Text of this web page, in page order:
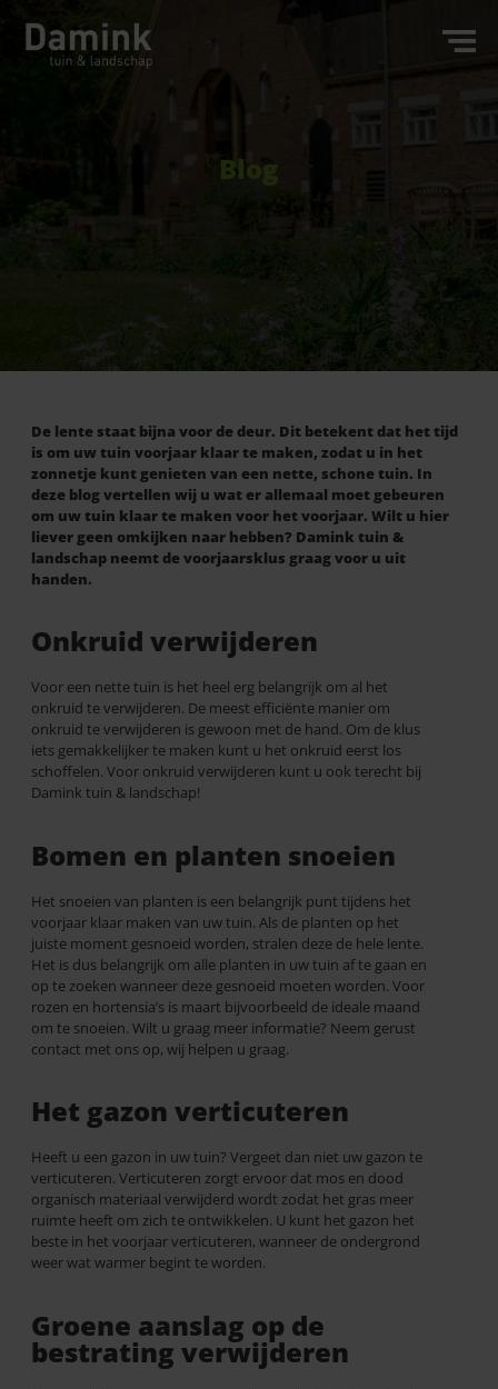
Blog
De lente staat bijna voor de deur. Dit betekent dat het tijd
is om uw tuin voorjaar klaar te maken, zodat u in het
zonnetje kunt genieten van een nette, schone tuin. In
deze blog vertellen wij u wat er allemaal moet gebeuren
om uw tuin klaar te maken voor het voorjaar. Wilt u hier
liever geen omkijken naar hebben? Damink tuin &
landschap neemt de voorjaarsklus graag voor u uit
handen.
Onkruid verwijderen
Voor een nette tuin is het heel erg belangrijk om al het
onkruid te verwijderen. De meest efficiënte manier om
onkruid te verwijderen is gewoon met de hand. Om de klus
iets gemakkelijker te maken kunt u het onkruid eerst los
schoffelen. Voor onkruid verwijderen kunt u ook terecht bij
Damink tuin & landschap!
Bomen en planten snoeien
Het snoeien van planten is een belangrijk punt tijdens het
voorjaar klaar maken van uw tuin. Als de planten op het
juiste moment gesnoeid worden, stralen deze de hele lente.
Het is dus belangrijk om alle planten in uw tuin af te gaan en
op te zoeken wanneer deze gesnoeid moeten worden. Voor
rozen en hortensia’s is maart bijvoorbeeld de ideale maand
om te snoeien. Wilt u graag meer informatie? Neem gerust
contact met ons op, wij helpen u graag.
Het gazon verticuteren
Heeft u een gazon in uw tuin? Vergeet dan niet uw gazon te
verticuteren. Verticuteren zorgt ervoor dat mos en dood
organisch materiaal verwijderd wordt zodat het gras meer
ruimte heeft om zich te ontwikkelen. U kunt het gazon het
beste in het voorjaar verticuteren, wanneer de ondergrond
weer wat warmer begint te worden.
Groene aanslag op de
bestrating verwijderen